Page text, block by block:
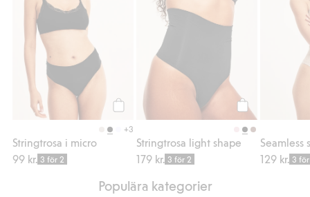
+3
Stringtrosa i micro
99 kr. 3 för 2
Köp
Stringtrosa light shape
179 kr. 3 för 2
Seamless
129 kr. 3
Populära kategorier